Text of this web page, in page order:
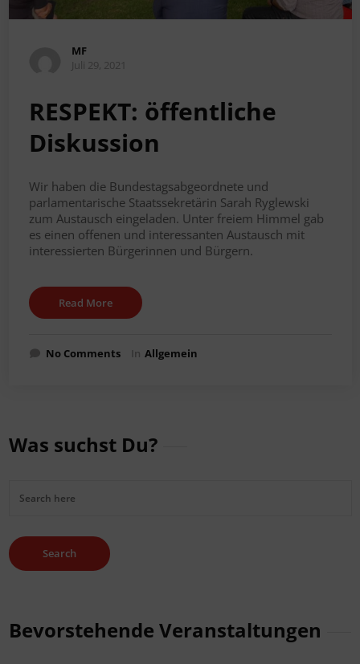
MF
Juli 29, 2021
RESPEKT: öffentliche
Diskussion
Wir haben die Bundestagsabgeordnete und
parlamentarische Staatssekretärin Sarah Ryglewski
zum Austausch eingeladen. Unter freiem Himmel gab
es einen offenen und interessanten Austausch mit
interessierten Bürgerinnen und Bürgern.
Read More
No Comments In Allgemein
Was suchst Du?
Bevorstehende Veranstaltungen